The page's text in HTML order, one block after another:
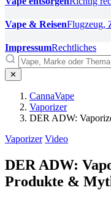
Vape & ReisenFlugzeug,
ImpressumRechtliches
✕
CannaVape
Vaporizer
DER ADW:
Vaporizer Video
DER ADW:
Produkte &